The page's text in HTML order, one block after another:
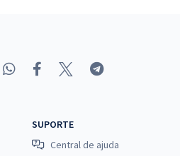
- GO - Conhecimentos Específicos
R$25,52
R$ 76,56 (-20%)
SUPORTE
Central de ajuda